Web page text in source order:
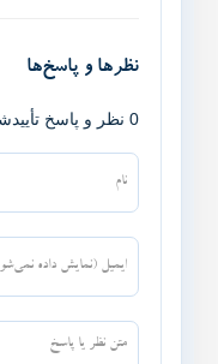
نظرها و پاسخ‌ها
0 نظر و پاسخ تأییدشده